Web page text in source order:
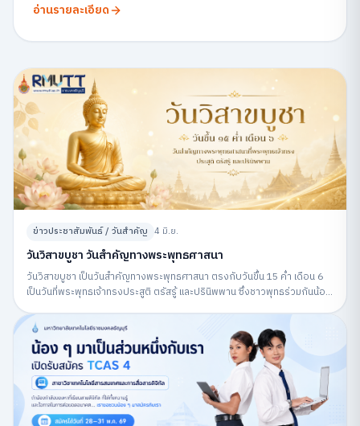
อ่านรายละเอียด
ข่าวประชาสัมพันธ์ / วันสำคัญ 4 มิ.ย.
วันวิสาขบูชา วันสำคัญทางพระพุทธศาสนา
วันวิสาขบูชา เป็นวันสำคัญทางพระพุทธศาสนา ตรงกับวันขึ้น 15 ค่ำ เดือน 6
เป็นวันที่พระพุทธเจ้าทรงประสูติ ตรัสรู้ และปรินิพพาน ซึ่งชาวพุทธร่วมกันน้อม